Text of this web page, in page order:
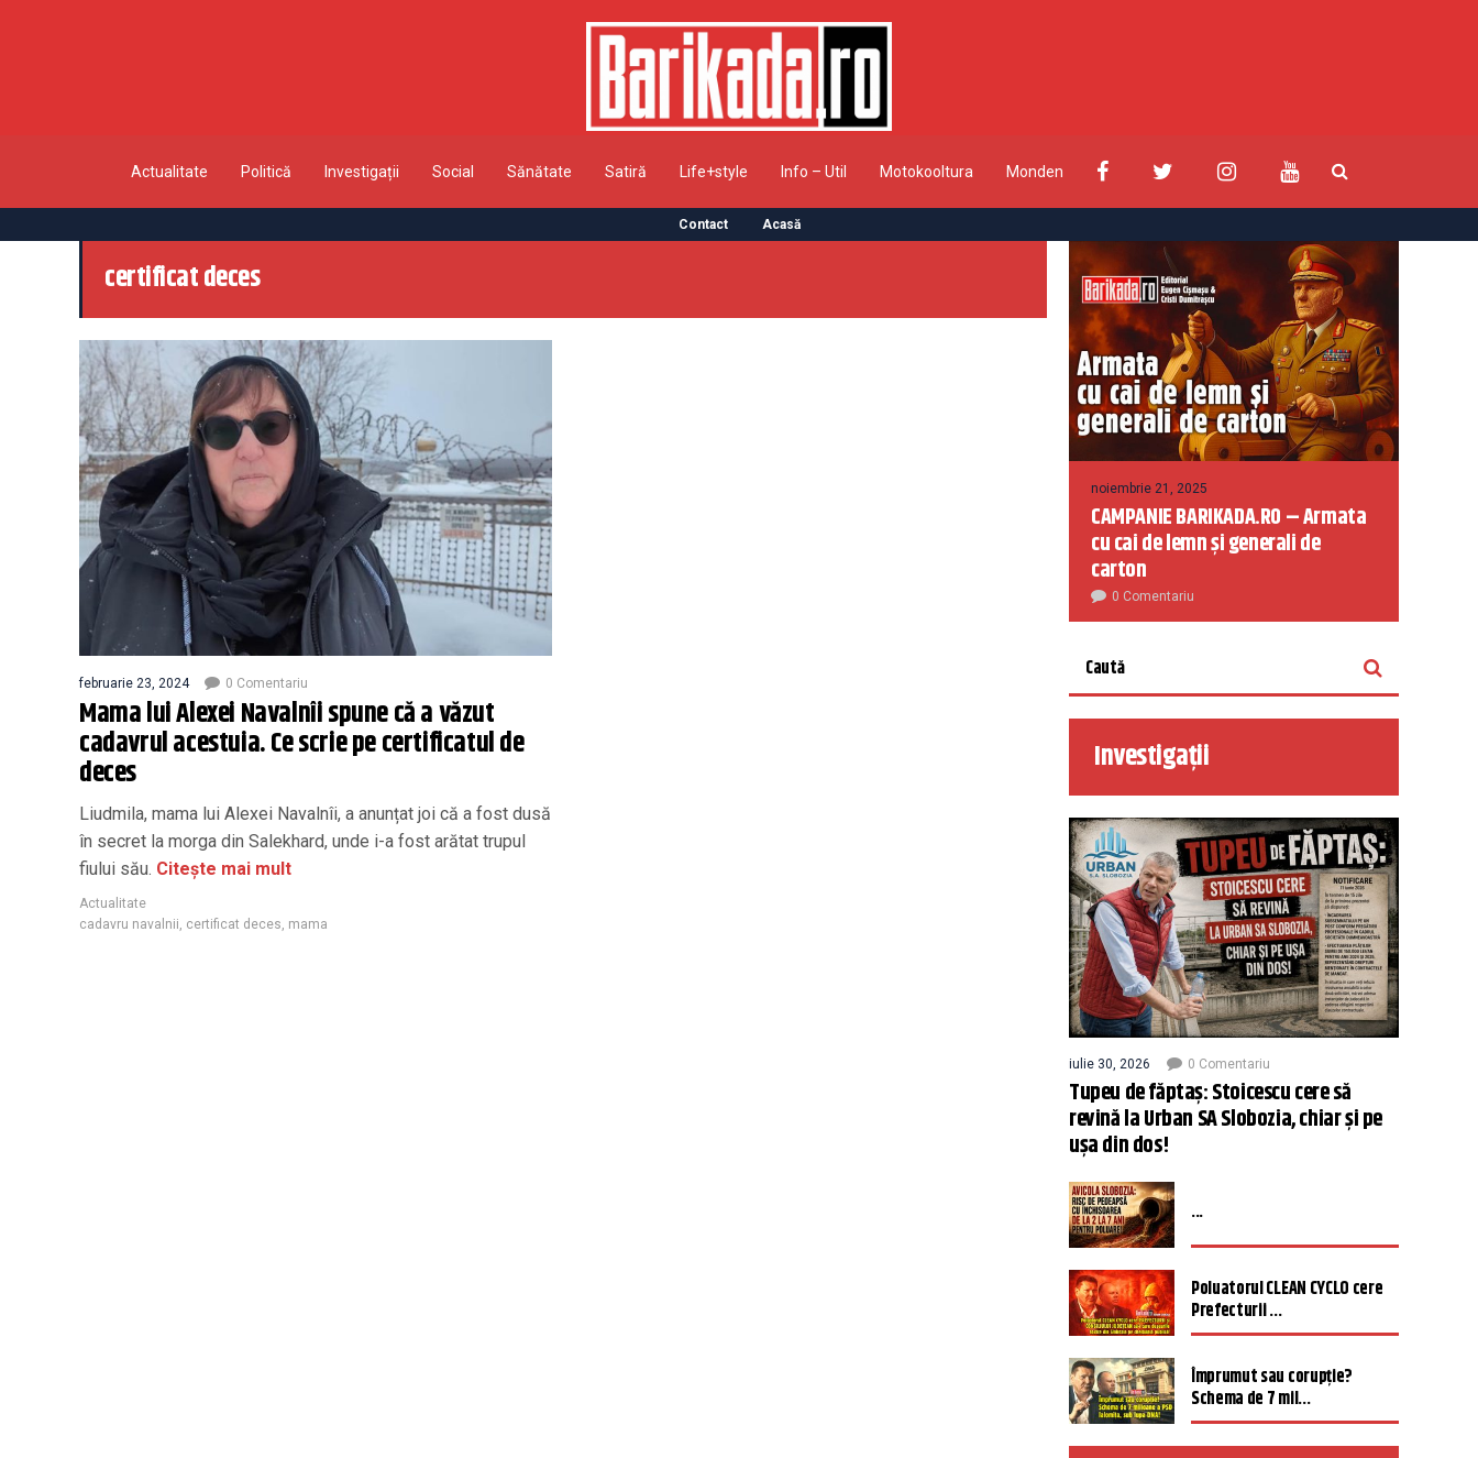
Actualitate Politică Investigații Social Sănătate Satiră Life+style Info – Util Motokooltura Monden
Contact Acasă
certificat deces
februarie 23, 2024 0 Comentariu
Mama lui Alexei Navalnîi spune că a văzut
cadavrul acestuia. Ce scrie pe certificatul de
deces
Liudmila, mama lui Alexei Navalnîi, a anunțat joi că a fost dusă
în secret la morga din Salekhard, unde i-a fost arătat trupul
fiului său. Citește mai mult
Actualitate
cadavru navalnii certificat deces mama
noiembrie 21, 2025
CAMPANIE BARIKADA.RO – Armata
cu cai de lemn și generali de
carton
0 Comentariu
Investigații
iulie 30, 2026 0 Comentariu
Tupeu de făptaș: Stoicescu cere să
revină la Urban SA Slobozia, chiar și pe
ușa din dos!
...
Poluatorul CLEAN CYCLO cere
Prefecturii ...
Împrumut sau corupție?
Schema de 7 mil...